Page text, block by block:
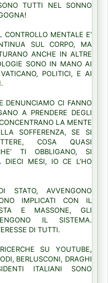
TUTTI NEL SONNO
MENTALE E’
SUL CORPO, MA
ANCHE IN ALTRE
SONO IN MANO AI
POLITICI, E AI
DENUNCIAMO CI FANNO
A PRENDERE DEGLI
LA MENTE
SOFFERENZA, SE SI
COSA QUASI
TI OBBLIGANO, SI
DIECI MESI, IO CE L’HO
STATO, AVVENGONO
IMPLICATI CON IL
E MASSONE, GLI
IL SISTEMA.
DI TUTTI.
SU YOUTUBE,
BERLUSCONI, DRAGHI
ITALIANI SONO